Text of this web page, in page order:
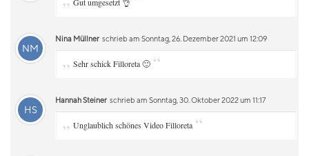
NM
Nina Müllner schrieb am Sonntag, 26. Dezember 2021 um 12:09
„ Sehr schick Filloreta 🙂 “
HS
Hannah Steiner schrieb am Sonntag, 30. Oktober 2022 um 11:17
„ Unglaublich schönes Video Filloreta “